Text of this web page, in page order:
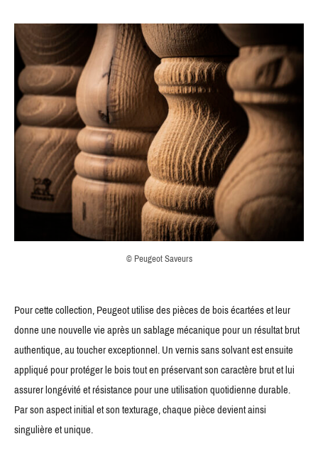
© Peugeot Saveurs
Pour cette collection, Peugeot utilise des pièces de bois écartées et leur
donne une nouvelle vie après un sablage mécanique pour un résultat brut
authentique, au toucher exceptionnel. Un vernis sans solvant est ensuite
appliqué pour protéger le bois tout en préservant son caractère brut et lui
assurer longévité et résistance pour une utilisation quotidienne durable.
Par son aspect initial et son texturage, chaque pièce devient ainsi
singulière et unique.